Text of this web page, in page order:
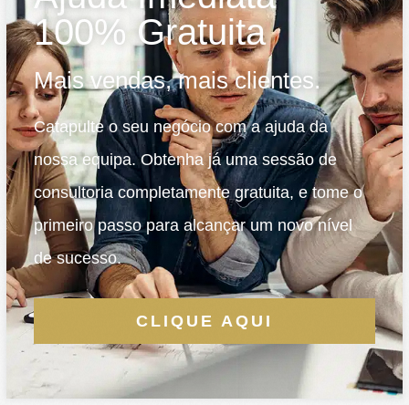
100% Gratuita
Mais vendas, mais clientes.
Catapulte o seu negócio com a ajuda da
nossa equipa. Obtenha já uma sessão de
consultoria completamente gratuita, e tome o
primeiro passo para alcançar um novo nível
de sucesso.
CLIQUE AQUI